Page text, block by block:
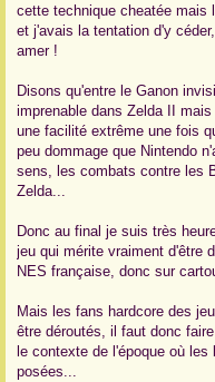
cette technique cheatée mais
et j'avais la tentation d'y
amer !
Disons qu'entre le Ganon
imprenable dans Zelda II
une facilité extrême une fois
peu dommage que Nintendo
sens, les combats contre les
Zelda...
Donc au final je suis très
jeu qui mérite vraiment d'être
NES française, donc sur
Mais les fans hardcore des
être déroutés, il faut donc
le contexte de l'époque où
posées...